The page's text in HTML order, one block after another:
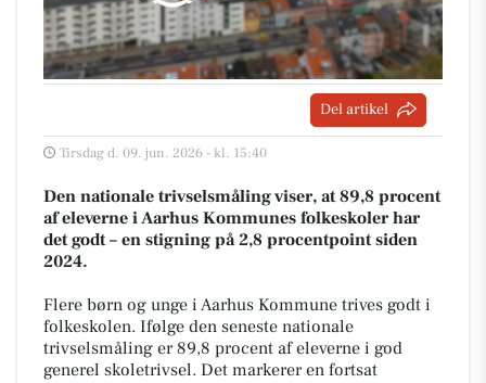
Del artikel
Tirsdag d. 09. jun. 2026 - kl. 15:40
Den nationale trivselsmåling viser, at 89,8 procent
af eleverne i Aarhus Kommunes folkeskoler har
det godt – en stigning på 2,8 procentpoint siden
2024.
Flere børn og unge i Aarhus Kommune trives godt i
folkeskolen. Ifølge den seneste nationale
trivselsmåling er 89,8 procent af eleverne i god
generel skoletrivsel. Det markerer en fortsat